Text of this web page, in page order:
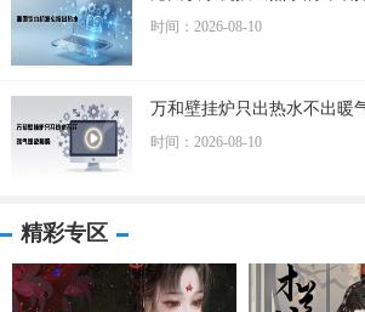
时间：2026-08-10
万和壁挂炉只出热水不出暖
时间：2026-08-10
精彩专区